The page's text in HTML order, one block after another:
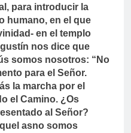
para introducir la
humano, en el que
en el templo
nos dice que
somos nosotros: “No
para el Señor.
la marcha por el
el Camino. ¿Os
al Señor?
asno somos